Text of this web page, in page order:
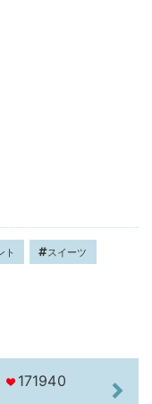
ト スイーツ
171940